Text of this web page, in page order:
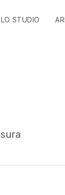
LO STUDIO